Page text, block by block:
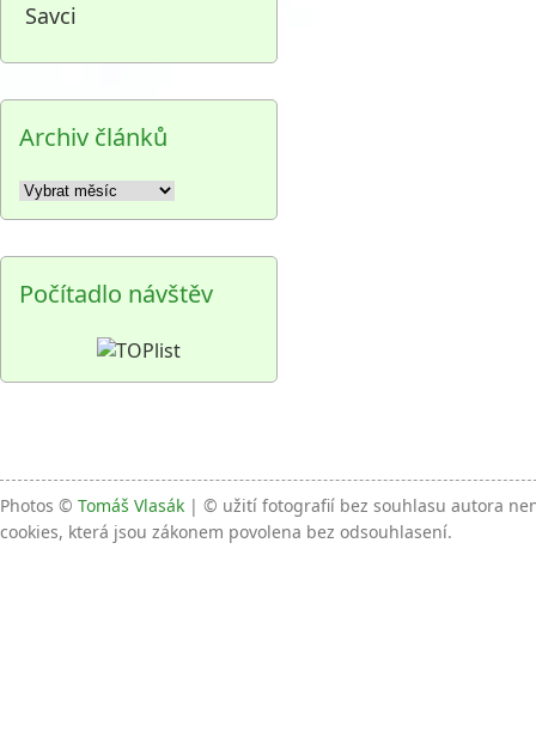
Savci
Archiv článků
Archiv
článků
Počítadlo návštěv
Photos © Tomáš Vlasák | © užití fotografií bez souhlasu autora
cookies, která jsou zákonem povolena bez odsouhlasení.